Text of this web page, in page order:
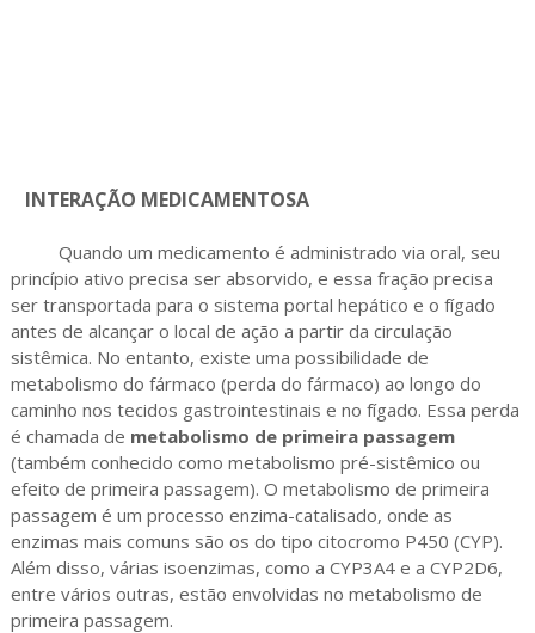
INTERAÇÃO MEDICAMENTOSA
Quando um medicamento é administrado via oral, seu
princípio ativo precisa ser absorvido, e essa fração precisa
ser transportada para o sistema portal hepático e o fígado
antes de alcançar o local de ação a partir da circulação
sistêmica. No entanto, existe uma possibilidade de
metabolismo do fármaco (perda do fármaco) ao longo do
caminho nos tecidos gastrointestinais e no fígado. Essa perda
é chamada de metabolismo de primeira passagem
(também conhecido como metabolismo pré-sistêmico ou
efeito de primeira passagem). O metabolismo de primeira
passagem é um processo enzima-catalisado, onde as
enzimas mais comuns são os do tipo citocromo P450 (CYP).
Além disso, várias isoenzimas, como a CYP3A4 e a CYP2D6,
entre vários outras, estão envolvidas no metabolismo de
primeira passagem.